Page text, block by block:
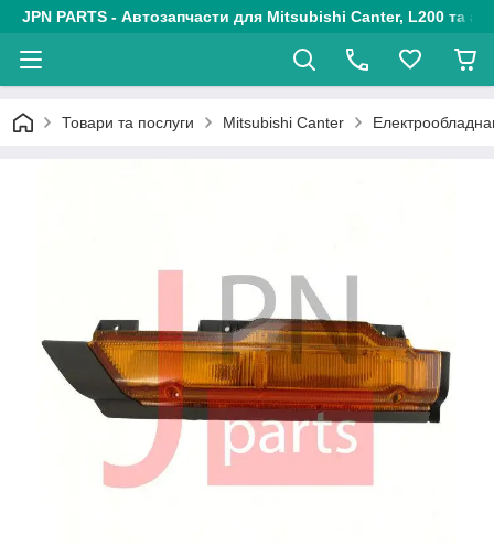
JPN PARTS - Автозапчасти для Mitsubishi Canter, L200 та
Товари та послуги Mitsubishi Canter